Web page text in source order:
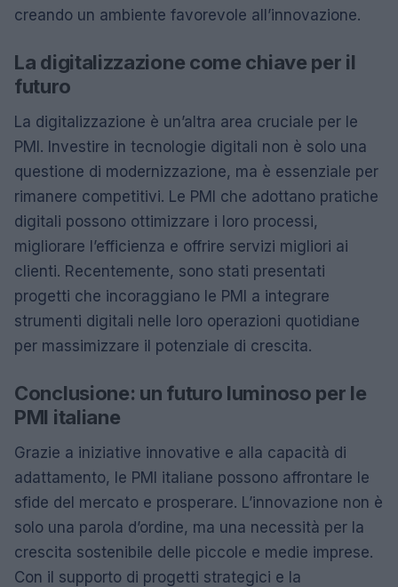
creando un ambiente favorevole all’innovazione.
La digitalizzazione come chiave per il
futuro
La digitalizzazione è un’altra area cruciale per le
PMI. Investire in tecnologie digitali non è solo una
questione di modernizzazione, ma è essenziale per
rimanere competitivi. Le PMI che adottano pratiche
digitali possono ottimizzare i loro processi,
migliorare l’efficienza e offrire servizi migliori ai
clienti. Recentemente, sono stati presentati
progetti che incoraggiano le PMI a integrare
strumenti digitali nelle loro operazioni quotidiane
per massimizzare il potenziale di crescita.
Conclusione: un futuro luminoso per le
PMI italiane
Grazie a iniziative innovative e alla capacità di
adattamento, le PMI italiane possono affrontare le
sfide del mercato e prosperare. L’innovazione non è
solo una parola d’ordine, ma una necessità per la
crescita sostenibile delle piccole e medie imprese.
Con il supporto di progetti strategici e la